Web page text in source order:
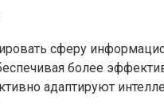
сферу
более
адаптируют